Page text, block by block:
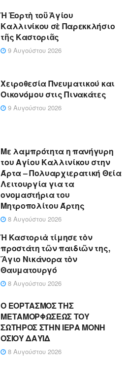
Ἡ Ἑορτὴ τοῦ Ἁγίου
Καλλινίκου σὲ Παρεκκλήσιο
τῆς Καστοριᾶς
9 Αυγούστου 2026
Χειροθεσία Πνευματικού και
Οικονόμου στις Πινακάτες
9 Αυγούστου 2026
Με λαμπρότητα η πανήγυρη
του Αγίου Καλλινίκου στην
Άρτα – Πολυαρχιερατική Θεία
Λειτουργία για τα
ονομαστήρια του
Μητροπολίτου Άρτης
8 Αυγούστου 2026
Ἡ Καστοριὰ τίμησε τὸν
προστάτη τῶν παιδιῶν της,
Ἅγιο Νικάνορα τὸν
Θαυματουργό
8 Αυγούστου 2026
Ο ΕΟΡΤΑΣΜΟΣ ΤΗΣ
ΜΕΤΑΜΟΡΦΩΣΕΩΣ ΤΟΥ
ΣΩΤΗΡΟΣ ΣΤΗΝ ΙΕΡΑ ΜΟΝΗ
ΟΣΙΟΥ ΔΑΥΪΔ
8 Αυγούστου 2026